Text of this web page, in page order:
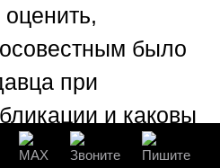
было
при
и каковы